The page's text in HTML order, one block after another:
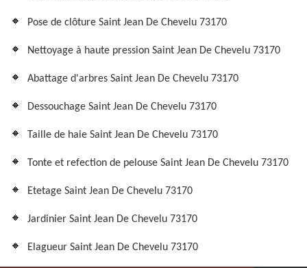
Pose de clôture Saint Jean De Chevelu 73170
Nettoyage à haute pression Saint Jean De Chevelu 73170
Abattage d'arbres Saint Jean De Chevelu 73170
Dessouchage Saint Jean De Chevelu 73170
Taille de haie Saint Jean De Chevelu 73170
Tonte et refection de pelouse Saint Jean De Chevelu 73170
Etetage Saint Jean De Chevelu 73170
Jardinier Saint Jean De Chevelu 73170
Elagueur Saint Jean De Chevelu 73170